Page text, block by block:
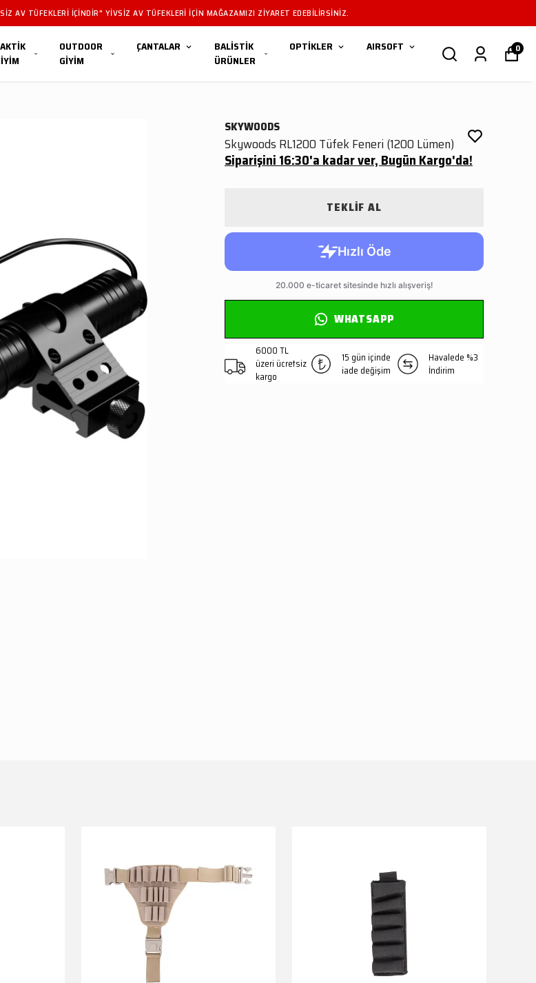
AV TÜFEKLERI IÇINDIR" YIVSIZ AV TÜFEKLERI IÇIN MAĞAZAMIZI ZIYARET EDEBILIRSINIZ.
OUTDOOR
GİYİM
ÇANTALAR
BALİSTİK
ÜRÜNLER
OPTİKLER AIRSOFT 0
SKYWOODS
Skywoods RL1200 Tüfek Feneri (1200 Lümen)
Siparişini 16:30'a kadar ver, Bugün Kargo'da!
TEKLİF AL
WHATSAPP
6000 TL
üzeri ücretsiz
kargo
15 gün içinde
iade değişim
Havalede %3
İndirim